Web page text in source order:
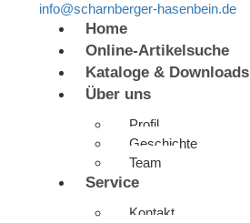
info@scharnberger-hasenbein.de
Home
Online-Artikelsuche
Kataloge & Downloads
Über uns
Profil
Geschichte
Team
Service
Kontakt